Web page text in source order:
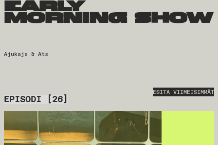
early
morning show
Ajukaja & Ats
EPISODI [26]
ESITA VIIMEISIMMÄT